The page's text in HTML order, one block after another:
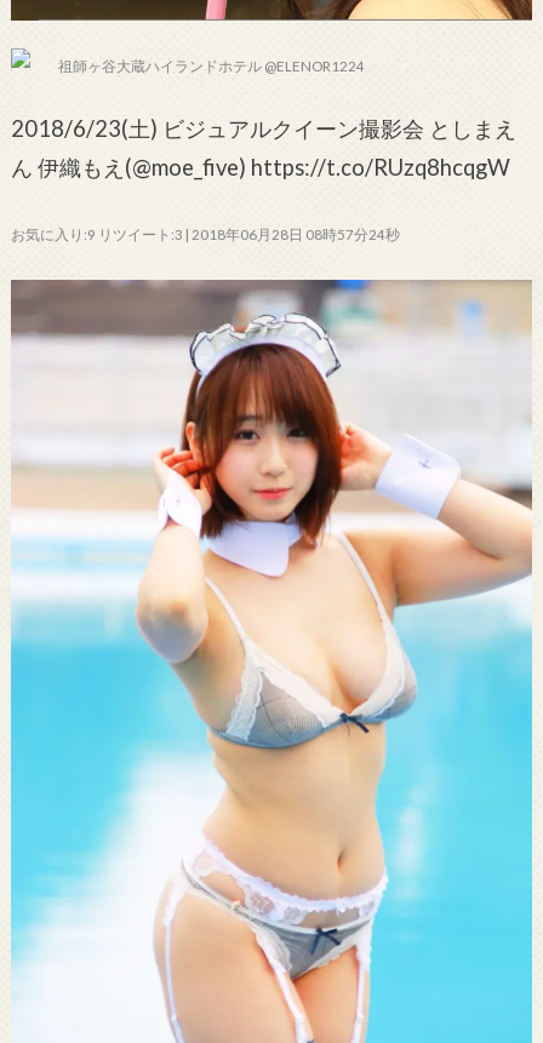
祖師ヶ谷大蔵ハイランドホテル @ELENOR1224
2018/6/23(土) ビジュアルクイーン撮影会 としまえ
ん 伊織もえ(@moe_five) https://t.co/RUzq8hcqgW
お気に入り:9 リツイート:3 | 2018年06月28日 08時57分24秒